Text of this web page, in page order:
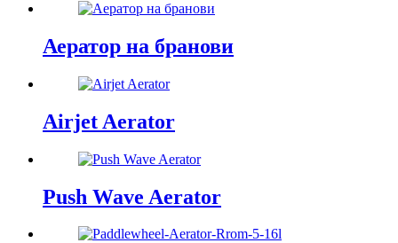
Аератор на бранови
Airjet Aerator
Push Wave Aerator